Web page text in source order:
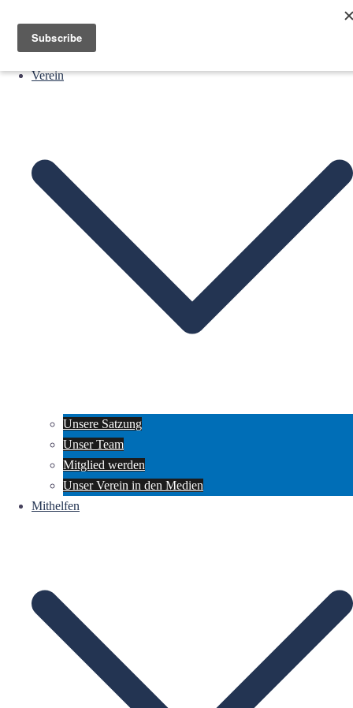
Aktuelles
Verein
Unsere Satzung
Unser Team
Mitglied werden
Unser Verein in den Medien
Mithelfen